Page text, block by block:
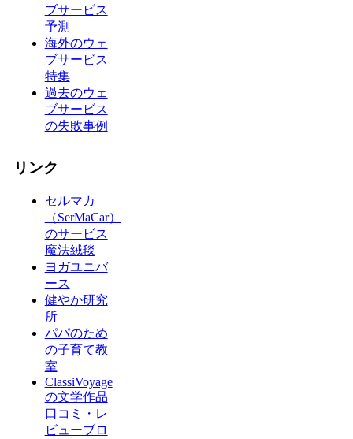
ブサービス
予測
海外のウェ
ブサービス
特集
過去のウェ
ブサービス
の失敗事例
リンク
セルマカ
（SerMaCar）
のサービス
魔法絨毯
ヨガユニバ
ース
健やか研究
所
パパのため
の子育て教
室
ClassiVoyage
の文学作品
口コミ・レ
ビューブロ